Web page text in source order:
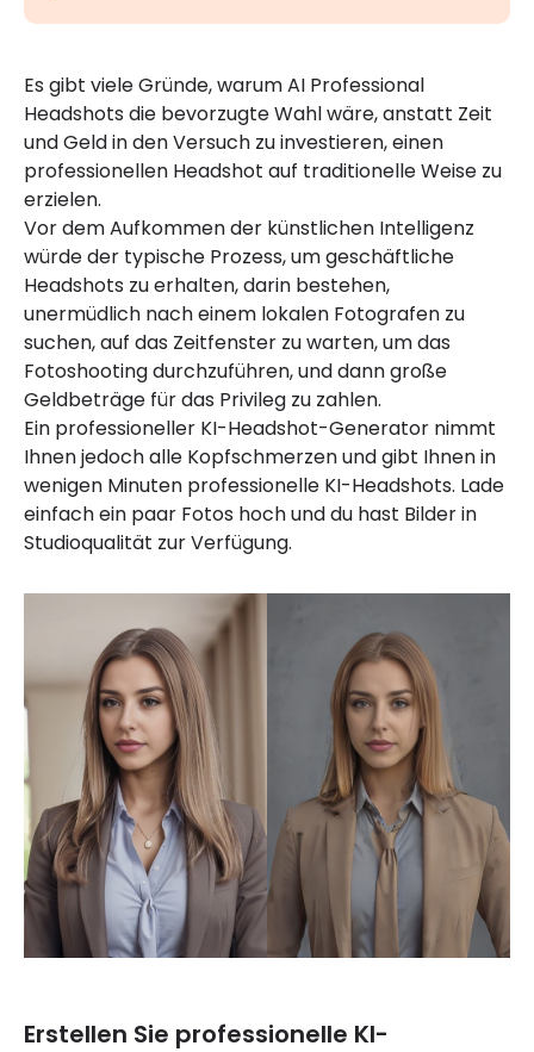
Es gibt viele Gründe, warum AI Professional
Headshots die bevorzugte Wahl wäre, anstatt Zeit
und Geld in den Versuch zu investieren, einen
professionellen Headshot auf traditionelle Weise zu
erzielen.
Vor dem Aufkommen der künstlichen Intelligenz
würde der typische Prozess, um geschäftliche
Headshots zu erhalten, darin bestehen,
unermüdlich nach einem lokalen Fotografen zu
suchen, auf das Zeitfenster zu warten, um das
Fotoshooting durchzuführen, und dann große
Geldbeträge für das Privileg zu zahlen.
Ein professioneller KI-Headshot-Generator nimmt
Ihnen jedoch alle Kopfschmerzen und gibt Ihnen in
wenigen Minuten professionelle KI-Headshots. Lade
einfach ein paar Fotos hoch und du hast Bilder in
Studioqualität zur Verfügung.
Erstellen Sie professionelle KI-